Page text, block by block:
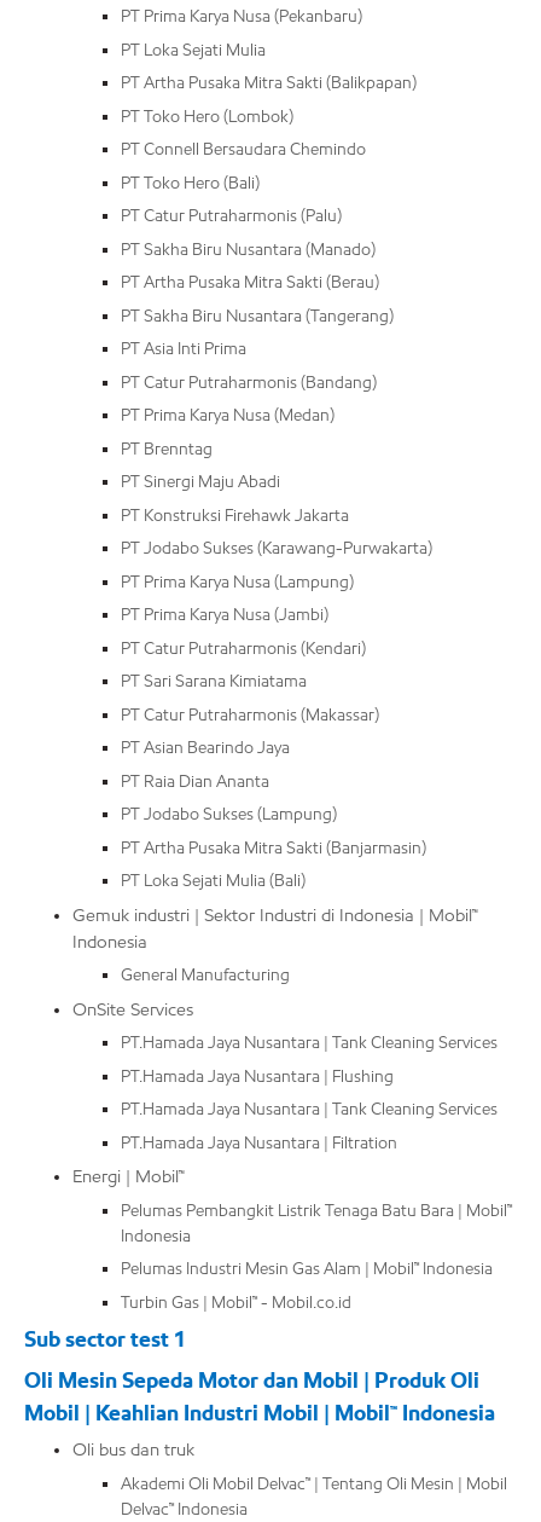
PT Prima Karya Nusa (Pekanbaru)
PT Loka Sejati Mulia
PT Artha Pusaka Mitra Sakti (Balikpapan)
PT Toko Hero (Lombok)
PT Connell Bersaudara Chemindo
PT Toko Hero (Bali)
PT Catur Putraharmonis (Palu)
PT Sakha Biru Nusantara (Manado)
PT Artha Pusaka Mitra Sakti (Berau)
PT Sakha Biru Nusantara (Tangerang)
PT Asia Inti Prima
PT Catur Putraharmonis (Bandang)
PT Prima Karya Nusa (Medan)
PT Brenntag
PT Sinergi Maju Abadi
PT Konstruksi Firehawk Jakarta
PT Jodabo Sukses (Karawang-Purwakarta)
PT Prima Karya Nusa (Lampung)
PT Prima Karya Nusa (Jambi)
PT Catur Putraharmonis (Kendari)
PT Sari Sarana Kimiatama
PT Catur Putraharmonis (Makassar)
PT Asian Bearindo Jaya
PT Raia Dian Ananta
PT Jodabo Sukses (Lampung)
PT Artha Pusaka Mitra Sakti (Banjarmasin)
PT Loka Sejati Mulia (Bali)
Gemuk industri | Sektor Industri di Indonesia | Mobil™
Indonesia
General Manufacturing
OnSite Services
PT.Hamada Jaya Nusantara | Tank Cleaning Services
PT.Hamada Jaya Nusantara | Flushing
PT.Hamada Jaya Nusantara | Tank Cleaning Services
PT.Hamada Jaya Nusantara | Filtration
Energi | Mobil™
Pelumas Pembangkit Listrik Tenaga Batu Bara | Mobil™
Indonesia
Pelumas Industri Mesin Gas Alam | Mobil™ Indonesia
Turbin Gas | Mobil™ - Mobil.co.id
Sub sector test 1
Oli Mesin Sepeda Motor dan Mobil | Produk Oli
Mobil | Keahlian Industri Mobil | Mobil™ Indonesia
Oli bus dan truk
Akademi Oli Mobil Delvac™ | Tentang Oli Mesin | Mobil
Delvac™ Indonesia